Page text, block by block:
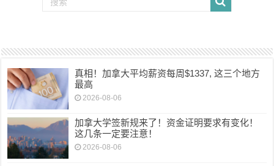
真相！加拿大平均薪资每周$1337, 这三个地方
最高
2026-08-06
加拿大学签新规来了！资金证明要求有变化！
这几条一定要注意！
2026-08-06